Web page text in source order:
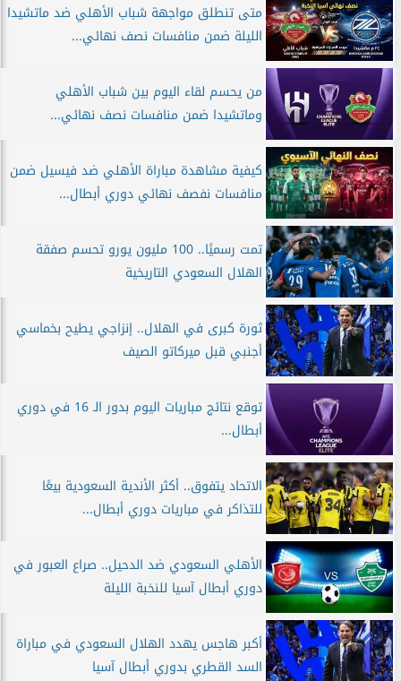
متى تنطلق مواجهة شباب الأهلي ضد ماتشيدا
الليلة ضمن منافسات نصف نهائي...
من يحسم لقاء اليوم بين شباب الأهلي
وماتشيدا ضمن منافسات نصف نهائي...
كيفية مشاهدة مباراة الأهلي ضد فيسيل ضمن
منافسات نفصف نهائي دوري أبطال...
تمت رسميًا.. 100 مليون يورو تحسم صفقة
الهلال السعودي التاريخية
ثورة كبرى في الهلال.. إنزاجي يطيح بخماسي
أجنبي قبل ميركاتو الصيف
توقع نتائج مباريات اليوم بدور الـ 16 في دوري
أبطال...
الاتحاد يتفوق.. أكثر الأندية السعودية بيعًا
للتذاكر في مباريات دوري أبطال...
الأهلي السعودي ضد الدحيل.. صراع العبور في
دوري أبطال آسيا للنخبة الليلة
أكبر هاجس يهدد الهلال السعودي في مباراة
السد القطري بدوري أبطال آسيا